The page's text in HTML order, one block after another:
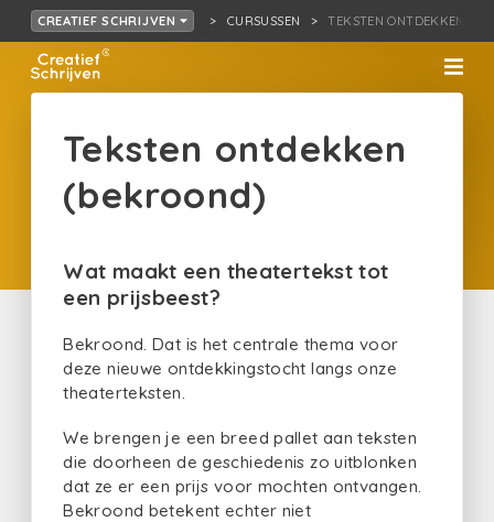
CREATIEF SCHRIJVEN CURSUSSEN TEKSTEN ONTDEKKEN
Teksten ontdekken
(bekroond)
Wat maakt een theatertekst tot
een prijsbeest?
Bekroond. Dat is het centrale thema voor
deze nieuwe ontdekkingstocht langs onze
theaterteksten.
We brengen je een breed pallet aan teksten
die doorheen de geschiedenis zo uitblonken
dat ze er een prijs voor mochten ontvangen.
Bekroond betekent echter niet